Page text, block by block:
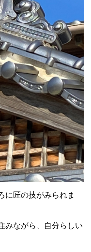
に匠の技がみられま
みながら、自分らしい